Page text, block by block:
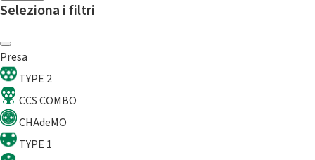
Seleziona i filtri
Presa
TYPE 2
CCS COMBO
CHAdeMO
TYPE 1